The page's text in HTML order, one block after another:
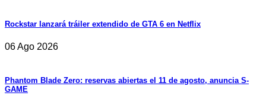
Rockstar lanzará tráiler extendido de GTA 6 en Netflix
06 Ago 2026
Phantom Blade Zero: reservas abiertas el 11 de agosto, anuncia S-
GAME